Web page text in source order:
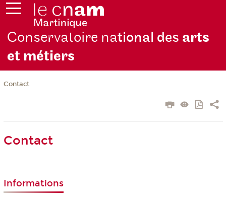
Conservatoire national des arts
et métiers
Contact
Contact
Informations